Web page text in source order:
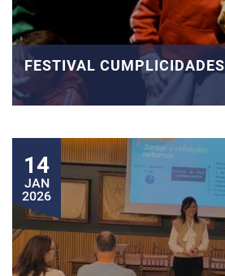
FESTIVAL CUMPLICIDADES
14
JAN
2026